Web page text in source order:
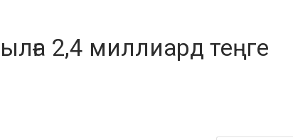
2,4 миллиард теңге